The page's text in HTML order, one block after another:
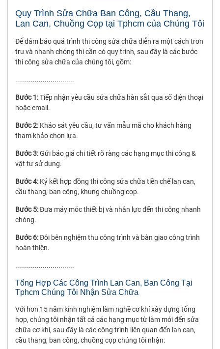
Quy Trình Sửa Chữa Ban Công, Cầu Thang,
Lan Can, Chuồng Cọp tại Tphcm của Chúng Tôi
Để đảm bảo quá trình thi công sửa chữa diễn ra một cách trơn
tru và nhanh chóng thì cần có quy trình, sau đây là các bước
thi công sửa chữa của chúng tôi, gồm:
..............................
Bước 1:Tiếp nhận yêu cầu sửa chữa hàn sắt qua số điện thoại
hoặc email.
Bước 2: Khảo sát yêu cầu, tư vấn mẫu mã cho khách hàng
tham khảo chọn lựa.
Bước 3:Gửi báo giá chi tiết rõ ràng các hạng mục thi công &
vật tư sử dụng.
Bước 4: Ký kết hợp đồng thi công sửa chữa tiền chế lan can,
cầu thang, ban công, khung chuồng cọp.
Bước 5:Đưa máy móc thiết bị và nhân lực đến thi công nhanh
chóng.
Bước 6:Đôi bên nghiệm thu công trình và bàn giao công trình
hoàn thiện.
..............................
Tổng Hợp Các Công Trình Lan Can, Ban Công Tại
Tphcm Chúng Tôi Nhận Sửa Chữa
Với hơn 15 năm kinh nghiệm làm nghề cơ khí xây dựng tổng
hợp, chúng tôi nhận tất cả các hạng mục từ làm mới đến sửa
chữa cơ khí, sau đây là các công trình liên quan đến lan can,
cầu thang, ban công, chuồng cọp chúng tôi nhận: